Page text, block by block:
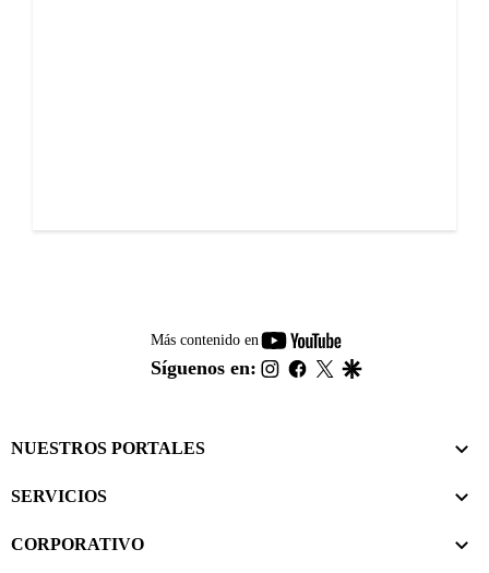
Más contenido en
youtube-
footer
Síguenos en: instagram
facebook
twitter
NUESTROS PORTALES
SERVICIOS
CORPORATIVO